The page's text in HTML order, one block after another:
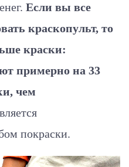
Если вы все
краскопульт, то
краски:
примерно на 33
чем
покраски.